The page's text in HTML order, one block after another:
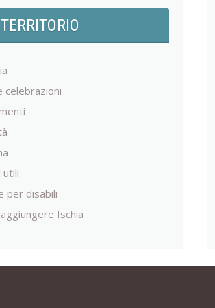
celebrazioni
utili
per disabili
Ischia